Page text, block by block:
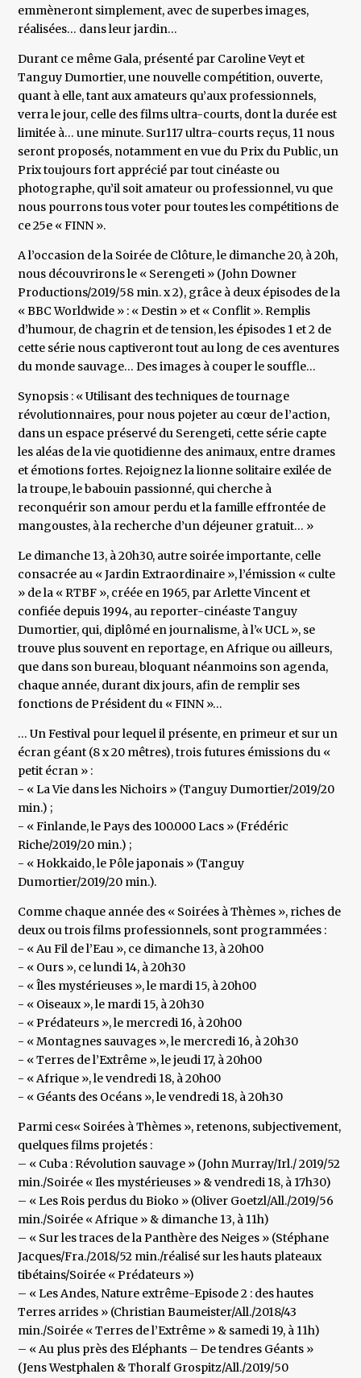
emmèneront simplement, avec de superbes images,
réalisées… dans leur jardin…
Durant ce même Gala, présenté par Caroline Veyt et
Tanguy Dumortier, une nouvelle compétition, ouverte,
quant à elle, tant aux amateurs qu’aux professionnels,
verra le jour, celle des films ultra-courts, dont la durée est
limitée à… une minute. Sur117 ultra-courts reçus, 11 nous
seront proposés, notamment en vue du Prix du Public, un
Prix toujours fort apprécié par tout cinéaste ou
photographe, qu’il soit amateur ou professionnel, vu que
nous pourrons tous voter pour toutes les compétitions de
ce 25e « FINN ».
A l’occasion de la Soirée de Clôture, le dimanche 20, à 20h,
nous découvrirons le « Serengeti » (John Downer
Productions/2019/58 min. x 2), grâce à deux épisodes de la
« BBC Worldwide » : « Destin » et « Conflit ». Remplis
d’humour, de chagrin et de tension, les épisodes 1 et 2 de
cette série nous captiveront tout au long de ces aventures
du monde sauvage… Des images à couper le souffle…
Synopsis : « Utilisant des techniques de tournage
révolutionnaires, pour nous pojeter au cœur de l’action,
dans un espace préservé du Serengeti, cette série capte
les aléas de la vie quotidienne des animaux, entre drames
et émotions fortes. Rejoignez la lionne solitaire exilée de
la troupe, le babouin passionné, qui cherche à
reconquérir son amour perdu et la famille effrontée de
mangoustes, à la recherche d’un déjeuner gratuit… »
Le dimanche 13, à 20h30, autre soirée importante, celle
consacrée au « Jardin Extraordinaire », l’émission « culte
» de la « RTBF », créée en 1965, par Arlette Vincent et
confiée depuis 1994, au reporter-cinéaste Tanguy
Dumortier, qui, diplômé en journalisme, à l’« UCL », se
trouve plus souvent en reportage, en Afrique ou ailleurs,
que dans son bureau, bloquant néanmoins son agenda,
chaque année, durant dix jours, afin de remplir ses
fonctions de Président du « FINN »…
… Un Festival pour lequel il présente, en primeur et sur un
écran géant (8 x 20 mêtres), trois futures émissions du «
petit écran » :
- « La Vie dans les Nichoirs » (Tanguy Dumortier/2019/20
min.) ;
- « Finlande, le Pays des 100.000 Lacs » (Frédéric
Riche/2019/20 min.) ;
- « Hokkaido, le Pôle japonais » (Tanguy
Dumortier/2019/20 min.).
Comme chaque année des « Soirées à Thèmes », riches de
deux ou trois films professionnels, sont programmées :
- « Au Fil de l’Eau », ce dimanche 13, à 20h00
- « Ours », ce lundi 14, à 20h30
- « Îles mystérieuses », le mardi 15, à 20h00
- « Oiseaux », le mardi 15, à 20h30
- « Prédateurs », le mercredi 16, à 20h00
- « Montagnes sauvages », le mercredi 16, à 20h30
- « Terres de l’Extrême », le jeudi 17, à 20h00
- « Afrique », le vendredi 18, à 20h00
- « Géants des Océans », le vendredi 18, à 20h30
Parmi ces« Soirées à Thèmes », retenons, subjectivement,
quelques films projetés :
– « Cuba : Révolution sauvage » (John Murray/Irl./ 2019/52
min./Soirée « Iles mystérieuses » & vendredi 18, à 17h30)
– « Les Rois perdus du Bioko » (Oliver Goetzl/All./2019/56
min./Soirée « Afrique » & dimanche 13, à 11h)
– « Sur les traces de la Panthère des Neiges » (Stéphane
Jacques/Fra./2018/52 min./réalisé sur les hauts plateaux
tibétains/Soirée « Prédateurs »)
– « Les Andes, Nature extrême-Episode 2 : des hautes
Terres arrides » (Christian Baumeister/All./2018/43
min./Soirée « Terres de l’Extrême » & samedi 19, à 11h)
– « Au plus près des Eléphants – De tendres Géants »
(Jens Westphalen & Thoralf Grospitz/All./2019/50